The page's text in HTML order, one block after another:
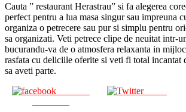
Cauta ” restaurant Herastrau” si fa alegerea
perfect pentru a lua masa singur sau impreuna
organiza o petrecere sau pur si simplu pentru
sa organizati. Veti petrece clipe de neuitat intr-
bucurandu-va de o atmosfera relaxanta in
rasfata cu deliciile oferite si veti fi total incantat
sa aveti parte.
Tweet